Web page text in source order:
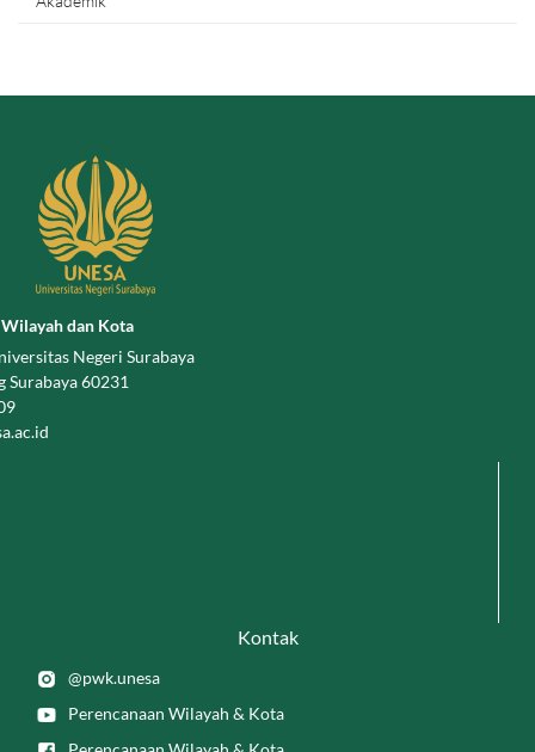
dan Kota
Negeri Surabaya
Surabaya 60231
Kontak
@pwk.unesa
Perencanaan Wilayah & Kota